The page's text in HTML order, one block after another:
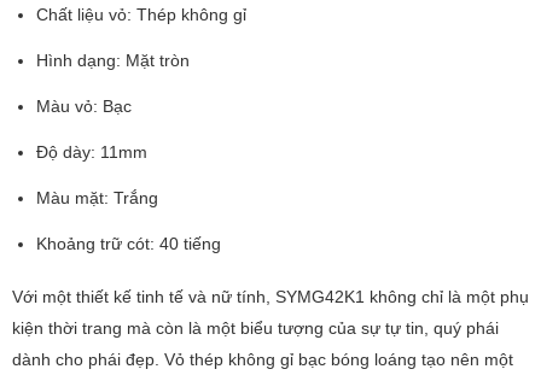
Chất liệu vỏ: Thép không gỉ
Hình dạng: Mặt tròn
Màu vỏ: Bạc
Độ dày: 11mm
Màu mặt: Trắng
Khoảng trữ cót: 40 tiếng
Với một thiết kế tinh tế và nữ tính, SYMG42K1 không chỉ là một phụ
kiện thời trang mà còn là một biểu tượng của sự tự tin, quý phái
dành cho phái đẹp. Vỏ thép không gỉ bạc bóng loáng tạo nên một